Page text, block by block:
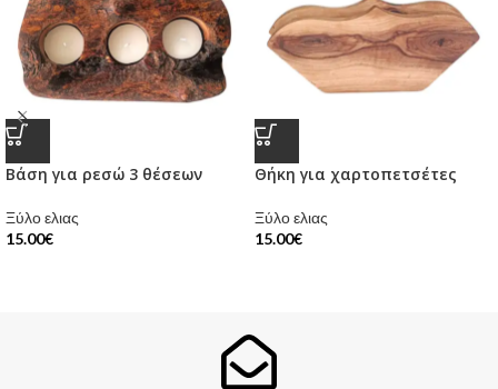
Βάση για ρεσώ 3 θέσεων
Ξύλο ελιας
15.00€
Θήκη για χαρτοπετσέτες
Ξύλο ελιας
15.00€